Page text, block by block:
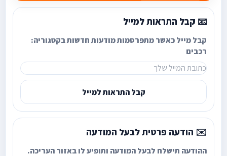
📧 קבל התראות למייל
קבל מייל כאשר מתפרסמות מודעות חדשות בקטגוריה:
רכבים
קבל התראות למייל
✉️ הודעה פרטית לבעל המודעה
ההודעה תישלח לבעל המודעה ותופיע לו באזור העריכה.